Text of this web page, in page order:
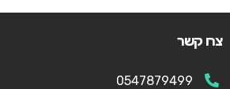
צרו קשר
0547879499